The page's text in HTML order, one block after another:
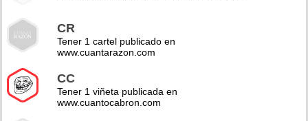
CR
Tener 1 cartel publicado en
www.cuantarazon.com
CC
Tener 1 viñeta publicada en
www.cuantocabron.com